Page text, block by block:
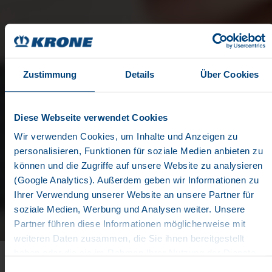
Zustimmung Details Über Cookies
Diese Webseite verwendet Cookies
Wir verwenden Cookies, um Inhalte und Anzeigen zu
personalisieren, Funktionen für soziale Medien anbieten zu
können und die Zugriffe auf unsere Website zu analysieren
(Google Analytics). Außerdem geben wir Informationen zu
Ihrer Verwendung unserer Website an unsere Partner für
soziale Medien, Werbung und Analysen weiter. Unsere
Partner führen diese Informationen möglicherweise mit
weiteren Daten zusammen, die Sie ihnen bereitgestellt
PORTAIL ET
APPLICATION
TELEMATICS
CONTRÔLE PERMANENT